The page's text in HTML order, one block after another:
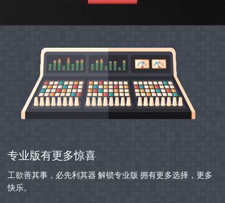
专业版有更多惊喜
工欲善其事，必先利其器 解锁专业版 拥有更多选择，更多
快乐。